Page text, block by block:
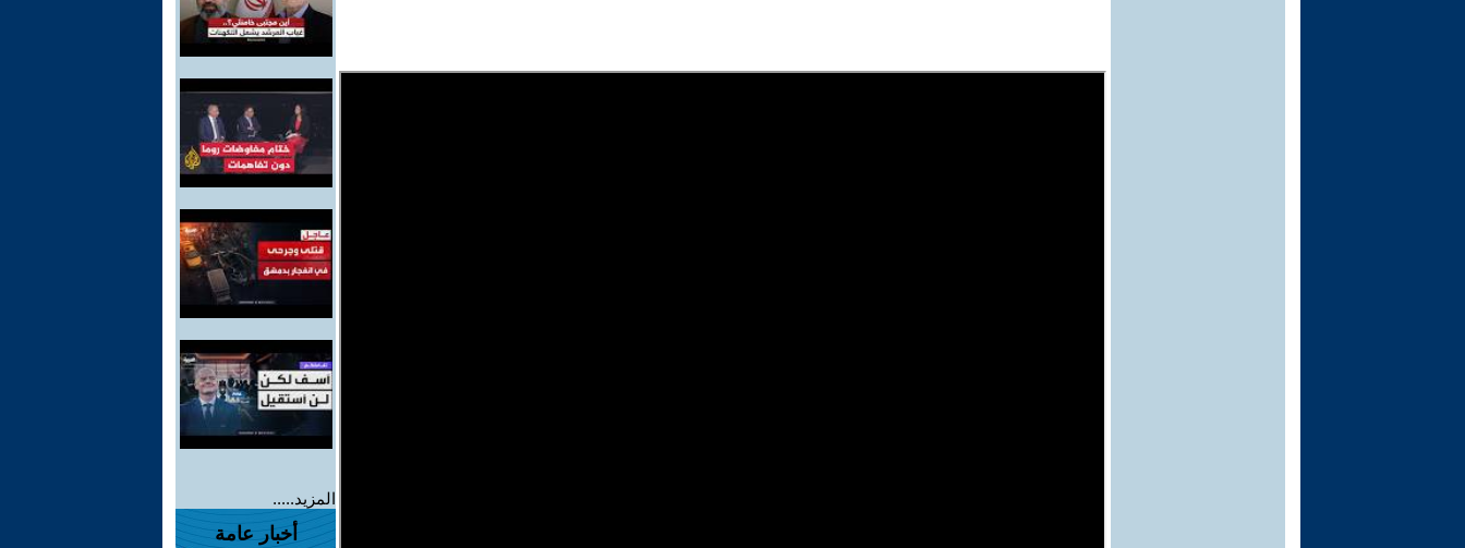
المزيد.....
أخبار عامة